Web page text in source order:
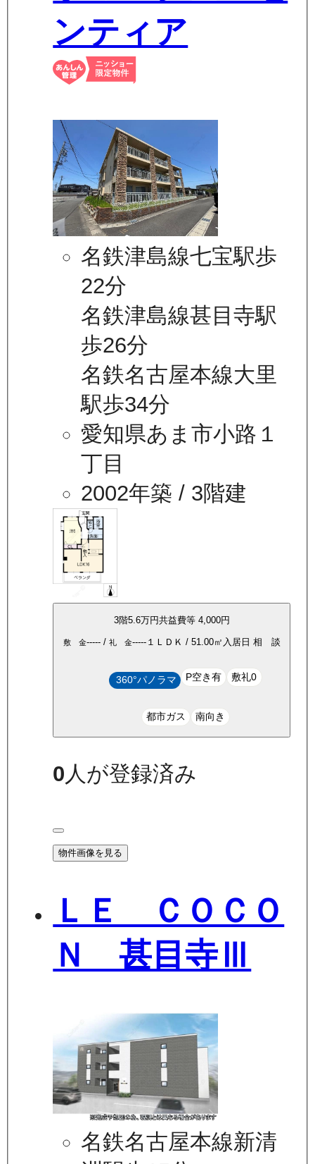
ンティア
名鉄津島線七宝駅歩
22分
名鉄津島線甚目寺駅
歩26分
名鉄名古屋本線大里
駅歩34分
愛知県あま市小路１
丁目
2002年築 / 3階建
3階5.6万円共益費等 4,000円
敷 金-----/ 礼 金-----１ＬＤＫ / 51.00㎡ 入居日 相 談
360°パノラマ P空き有 敷礼0
都市ガス 南向き
0人が登録済み
物件画像を見る
ＬＥ ＣＯＣＯ
Ｎ 甚目寺Ⅲ
名鉄名古屋本線新清